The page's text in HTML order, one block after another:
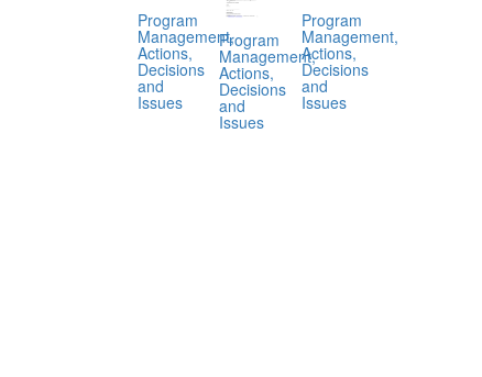
Program
Management,
Actions,
Decisions
and
Issues
Program
Management,
Actions,
Decisions
and
Issues
Program
Management,
Actions,
Decisions
and
Issues